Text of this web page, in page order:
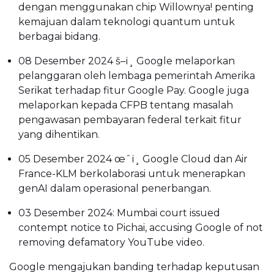
dengan menggunakan chip Willownya! penting
kemajuan dalam teknologi quantum untuk
berbagai bidang.
08 Desember 2024 š–ï¸ Google melaporkan
pelanggaran oleh lembaga pemerintah Amerika
Serikat terhadap fitur Google Pay. Google juga
melaporkan kepada CFPB tentang masalah
pengawasan pembayaran federal terkait fitur
yang dihentikan.
05 Desember 2024 œˆï¸ Google Cloud dan Air
France-KLM berkolaborasi untuk menerapkan
genAI dalam operasional penerbangan.
03 Desember 2024: Mumbai court issued
contempt notice to Pichai, accusing Google of not
removing defamatory YouTube video.
Google mengajukan banding terhadap keputusan